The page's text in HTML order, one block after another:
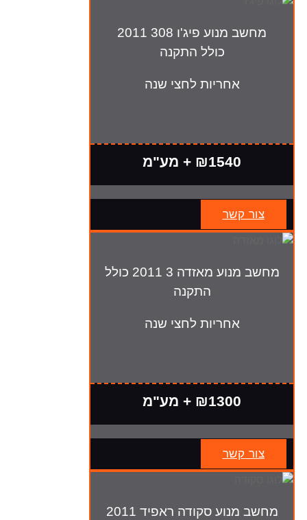
מחשב מנוע פיג'ו 308 2011
כולל התקנה
אחריות לחצי שנה
₪1540 + מע"מ
צור קשר
מחשב מנוע מאזדה 3 2011 כולל
התקנה
אחריות לחצי שנה
₪1300 + מע"מ
צור קשר
מחשב מנוע סקודה ראפיד 2011